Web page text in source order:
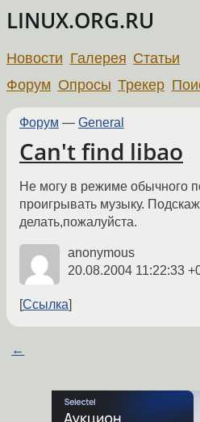
LINUX.ORG.RU
Новости Галерея Статьи
Форум Опросы Трекер
Форум — General
Can't find libao
Не могу в режиме обычного
проигрывать музыку.
делать,пожалуйста.
anonymous
20.08.2004 11:22:33
Ссылка
←